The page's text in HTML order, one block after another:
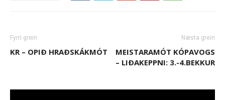
Fyrri grein
KR – OPIÐ HRAÐSKÁKMÓT
Næsta grein
MEISTARAMÓT KÓPAVOGS
– LIÐAKEPPNI: 3.-4.BEKKUR